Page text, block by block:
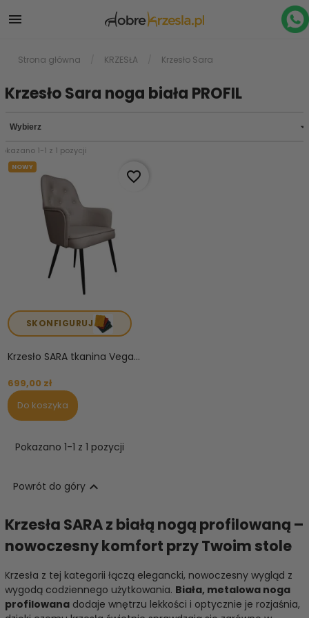

Strona główna KRZESŁA Krzesło Sara
Krzesło Sara noga biała PROFIL
Wybierz 
1-1 z 1 pozycji
SKONFIGURUJ
Krzesło SARA tkanina Vega...
699,00 zł
Do koszyka
NOWY
favorite_border
Pokazano 1-1 z 1 pozycji
Powrót do góry 
Krzesła SARA z białą nogą profilowaną –
nowoczesny komfort przy Twoim stole
Krzesła z tej kategorii łączą elegancki, nowoczesny wygląd z
wygodą codziennego użytkowania. Biała, metalowa noga
profilowana dodaje wnętrzu lekkości i optycznie je rozjaśnia,